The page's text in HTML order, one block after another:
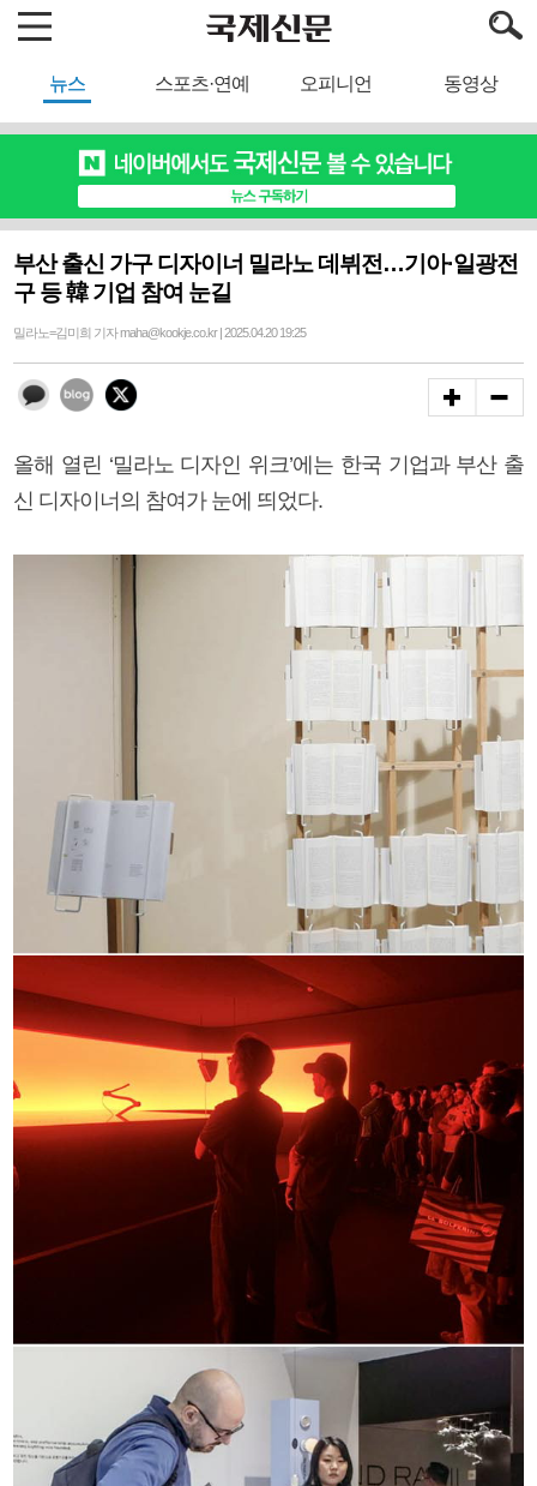
뉴스 스포츠·연예 오피니언 동영상
부산 출신 가구 디자이너 밀라노 데뷔전…기아·일광전
구 등 韓 기업 참여 눈길
밀라노=김미희 기자 maha@kookje.co.kr | 2025.04.20 19:25
올해 열린 ‘밀라노 디자인 위크’에는 한국 기업과 부산 출
신 디자이너의 참여가 눈에 띄었다.